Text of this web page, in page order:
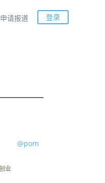
申请报道 登录
@pom